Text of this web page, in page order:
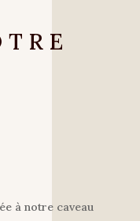
à notre caveau